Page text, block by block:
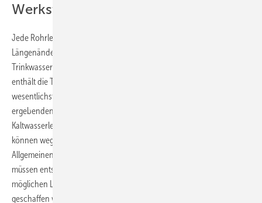
Werkstoffe berücksichtigen
Jede Rohrleitung unterliegt bei Temperaturänderungen auch einer
Längenänderung, die werkstoffabhängig ist. Für die als
Trinkwasserleitung in Gebäuden gebräuchlichen Rohrwerkstoffe
enthält die Tabelle „Längen­änderungen“ die für Warmwasserleitungen
wesentlichsten Temperaturdifferenzen und die sich daraus
ergebenden Längenänderungen (
Kaltwasserleitungen in Gebäuden (auch von Kunststoffrohrleitungen)
können wegen der nur geringen Temperaturdifferenzen im
Allgemeinen vernachlässigt werden. Für Warmwasserleitungen
müssen entsprechend der jeweils zu kompensierenden maximal
möglichen Längenänderungen Ausdehnungsmöglichkeiten
geschaffen werden. Dafür sind Richtungsänderungen am besten